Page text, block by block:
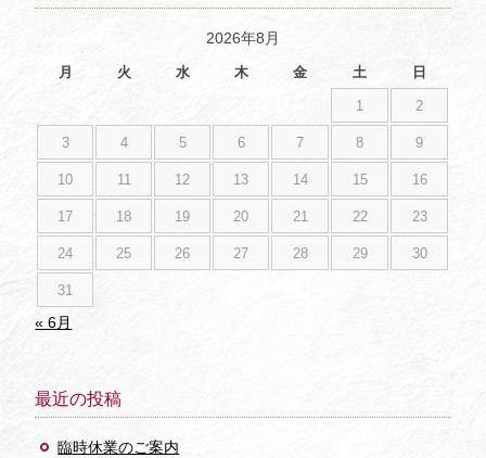
2026年8月
月 火 水 木 金 土 日
1 2
3 4 5 6 7 8 9
10 11 12 13 14 15 16
17 18 19 20 21 22 23
24 25 26 27 28 29 30
31
« 6月
最近の投稿
臨時休業のご案内